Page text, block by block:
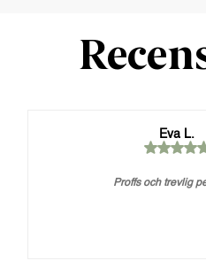
Eva L.
Proffs och trevlig